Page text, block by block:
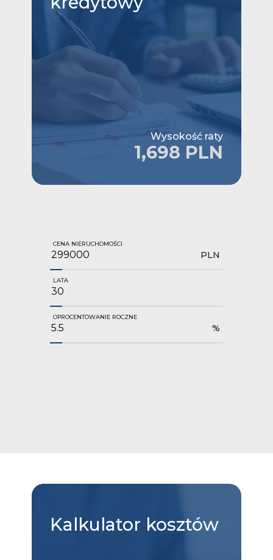
Wysokość raty
1,698 PLN
CENA NIERUCHOMOŚCI
PLN
LATA
OPROCENTOWANIE ROCZNE
%
Kalkulator kosztów